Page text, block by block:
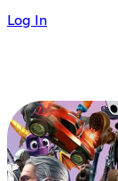
Log In